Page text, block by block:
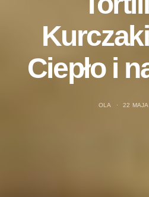
Ciepło i
OLA 22